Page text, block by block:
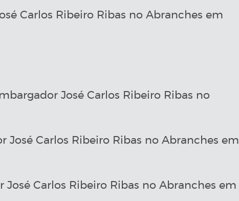
Carlos Ribeiro Ribas no Abranches em
José Carlos Ribeiro Ribas no
José Carlos Ribeiro Ribas no Abranches em
Carlos Ribeiro Ribas no Abranches em